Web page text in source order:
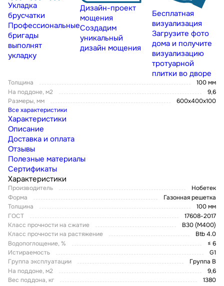
Укладка
брусчатки
Профессиональные
бригады
выполнят
укладку
Дизайн-проект
мощения
Создадим
уникальный
дизайн мощения
Бесплатная
визуализация
Загрузите фото
дома и получите
визуализацию
тротуарной
плитки во дворе
Толщина
100 мм
На поддоне, м2
9,6
Размеры, мм
600х400х100
Все характеристики
Характеристики
Описание
Доставка и оплата
Отзывы
Полезные материалы
Сертификаты
Характеристики
Производитель
Нобетек
Форма
Газонная решетка
Толщина
100 мм
ГОСТ
17608-2017
Класс прочности на сжатие
В30 (М400)
Класс прочности на растяжение
Btb 4.0
Водопоглощение, %
≤ 6
Истираемость
G1
Группа эксплуатации
Группа В
На поддоне, м2
9,6
Вес поддона, кг
1380